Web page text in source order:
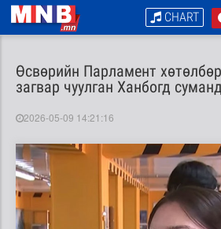
CHART
Өсвөрийн Парламент
загвар чуулган Ханбогд
2026-05-09 14:21:16